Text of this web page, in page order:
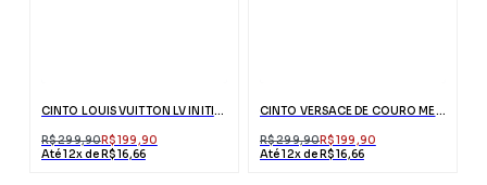
CINTO LOUIS VUITTON LV INITIALES PRETO
R$ 299,90R$ 199,90
Até 12x de R$ 16,66
CINTO VERSACE DE COURO MEDUSA PALAZZO
R$ 299,90R$ 199,90
Até 12x de R$ 16,66